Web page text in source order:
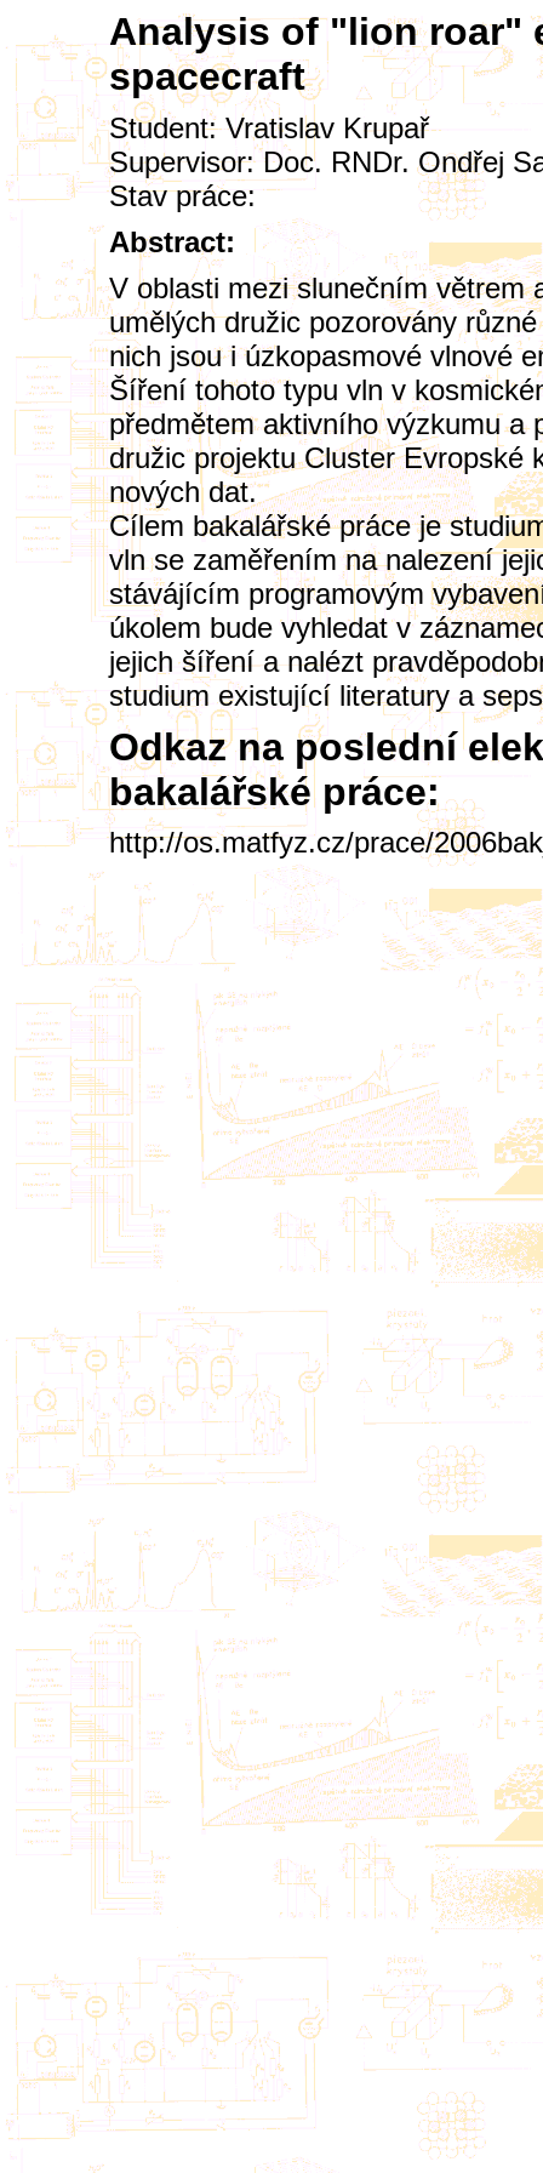
Analysis of "lion roar"
spacecraft
Student:Vratislav Krupař
Supervisor:Doc. RNDr. Ondřej
Stav práce:
Abstract:
V oblasti mezi slunečním větrem
umělých družic pozorovány
nich jsou i úzkopasmové vlnové
Šíření tohoto typu vln v
předmětem aktivního výzkumu a
družic projektu Cluster Evropské
nových dat.
Cílem bakalářské práce je
vln se zaměřením na nalezení
stávájícím programovým
úkolem bude vyhledat v
jejich šíření a nalézt
studium existující literatury a
Odkaz na poslední
bakalářské práce:
http://os.matfyz.cz/prace/